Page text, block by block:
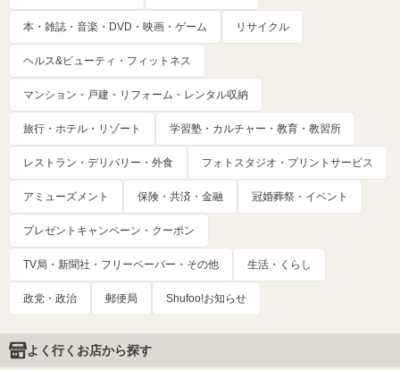
本・雑誌・音楽・DVD・映画・ゲーム リサイクル
ヘルス&ビューティ・フィットネス
マンション・戸建・リフォーム・レンタル収納
旅行・ホテル・リゾート 学習塾・カルチャー・教育・教習所
レストラン・デリバリー・外食 フォトスタジオ・プリントサービス
アミューズメント 保険・共済・金融 冠婚葬祭・イベント
プレゼントキャンペーン・クーポン
TV局・新聞社・フリーペーパー・その他 生活・くらし
政党・政治 郵便局 Shufoo!お知らせ
よく行くお店から探す